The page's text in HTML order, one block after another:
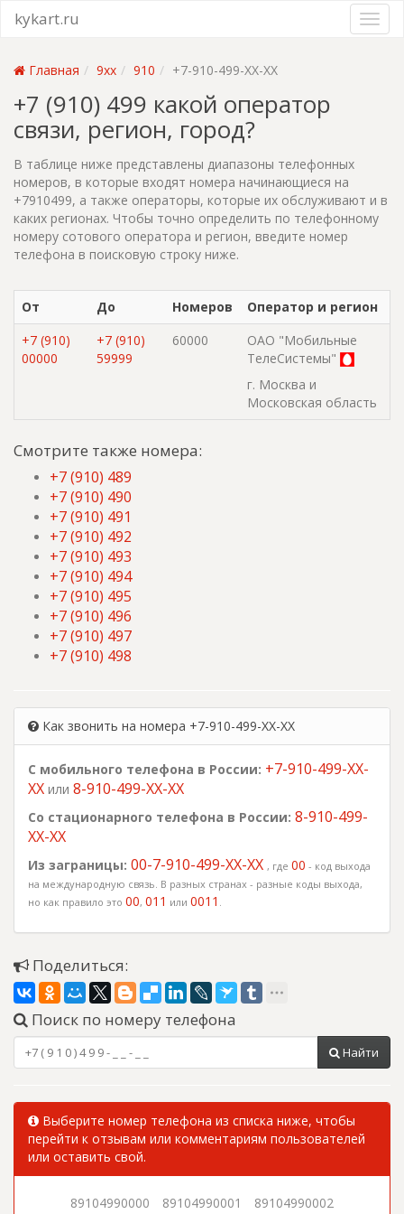
kykart.ru
Главная 9xx 910 +7-910-499-XX-XX
+7 (910) 499 какой оператор
связи, регион, город?
В таблице ниже представлены диапазоны телефонных
номеров, в которые входят номера начинающиеся на
+7910499, а также операторы, которые их обслуживают и в
каких регионах. Чтобы точно определить по телефонному
номеру сотового оператора и регион, введите номер
телефона в поисковую строку ниже.
От До Номеров
Оператор и регион
+7 (910)
00000
+7 (910)
59999
60000
ОАО "Мобильные
ТелеСистемы"
г. Москва и
Московская область
Смотрите также номера:
+7 (910) 489
+7 (910) 490
+7 (910) 491
+7 (910) 492
+7 (910) 493
+7 (910) 494
+7 (910) 495
+7 (910) 496
+7 (910) 497
+7 (910) 498
Как звонить на номера +7-910-499-XX-XX
С мобильного телефона в России: +7-910-499-XX-
XX или 8-910-499-XX-XX
Со стационарного телефона в России: 8-910-499-
XX-XX
Из заграницы: 00-7-910-499-XX-XX , где 00 - код выхода
на международную связь. В разных странах - разные коды выхода,
но как правило это 00, 011 или 0011 .
Поделиться:
Поиск по номеру телефона
Найти
Выберите номер телефона из списка ниже, чтобы
перейти к отзывам или комментариям пользователей
или оставить свой.
89104990000 89104990001 89104990002